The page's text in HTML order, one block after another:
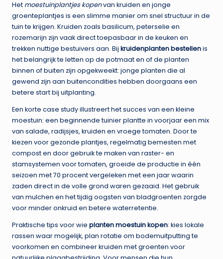
Het moestuinplantjes kopenvan kruiden en jonge
groenteplantjes is een slimme manier om snel structuur in de
tuin te krijgen. Kruiden zoals basilicum, peterselie en
rozemarijn zijn vaak direct toepasbaar in de keuken en
trekken nuttige bestuivers aan. Bij kruidenplanten bestellenis
het belangrijk te letten op de potmaat en of de planten
binnen of buiten zijn opgekweekt: jonge planten die al
gewend zijn aan buitencondities hebben doorgaans een
betere start bij uitplanting.
Een korte case study illustreert het succes van een kleine
moestuin: een beginnende tuinier plantte in voorjaar een mix
van salade, radijsjes, kruiden en vroege tomaten. Door te
kiezen voor gezonde plantjes, regelmatig bemesten met
compost en door gebruik te maken van raster- en
stamsystemen voor tomaten, groeide de productie in één
seizoen met 70 procent vergeleken met een jaar waarin
zaden direct in de volle grond waren gezaaid. Het gebruik
van mulchen en het tijdig oogsten van bladgroenten zorgde
voor minder onkruid en betere waterretentie.
Praktische tips voor wie planten moestuin kopen: kies lokale
rassen waar mogelijk, plan rotatie om bodemuitputting te
voorkomen en combineer kruiden met groenten voor